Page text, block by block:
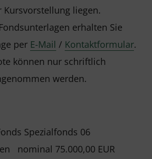
Kursvorstellung liegen.
erhalten Sie
per E-Mail / Kontaktformular.
können nur schriftlich
werden.
Spezialfonds 06
nominal 75.000,00 EUR